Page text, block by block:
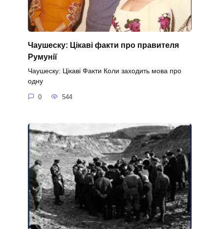
Чаушеску: Цікаві факти про правителя
Румунії
Чаушеску: Цікаві Факти Коли заходить мова про
одну
0 544